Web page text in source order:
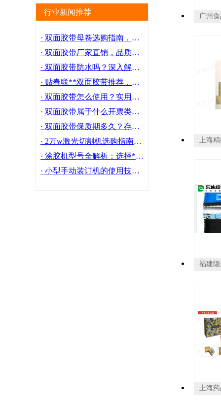
行业新闻推荐
· 双面胶带母卷选购指南，品质保障生产无忧！
· 双面胶带厂家直销，品质保证价格实惠！
· 双面胶带防水吗？深入解析与实用指南！选购必看！
· 贴春联**双面胶带推荐，轻松搞定新年装饰！
· 双面胶带怎么使用？实用技巧大放送！
· 双面胶带属于什么开票类目？让你合规开票不犯难
· 双面胶带保质期多久？存储与使用注意事项
· 2万w激光切割机选购指南：高效加工，精细切割
· 涂胶机型号全解析：选择**合适的型号
· 小型手动装订机的使用技巧和注意事项一文详解